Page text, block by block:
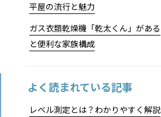
平屋の流行と魅力
ガス衣類乾燥機「乾太くん」がある
と便利な家族構成
よく読まれている記事
レベル測定とは？わかりやすく解説